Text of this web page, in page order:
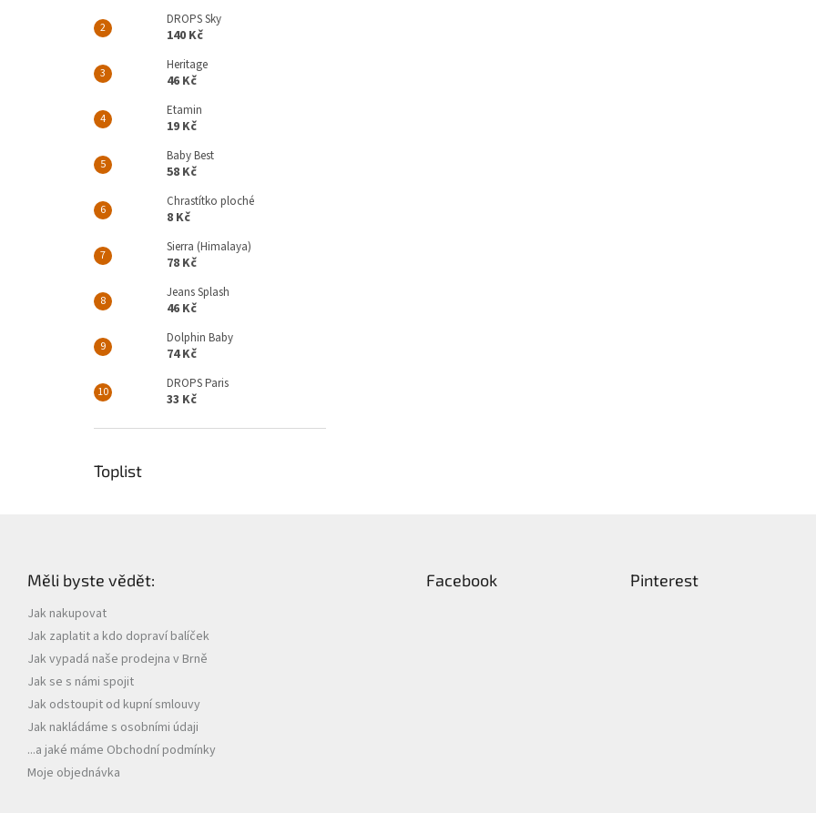
DROPS Sky
140 Kč
Heritage
46 Kč
Etamin
19 Kč
Baby Best
58 Kč
Chrastítko ploché
8 Kč
Sierra (Himalaya)
78 Kč
Jeans Splash
46 Kč
Dolphin Baby
74 Kč
DROPS Paris
33 Kč
Toplist
Měli byste vědět:
Jak nakupovat
Jak zaplatit a kdo dopraví balíček
Jak vypadá naše prodejna v Brně
Jak se s námi spojit
Jak odstoupit od kupní smlouvy
Jak nakládáme s osobními údaji
...a jaké máme Obchodní podmínky
Moje objednávka
Facebook Pinterest